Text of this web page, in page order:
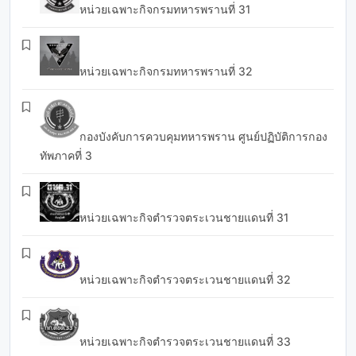
หน่วยเฉพาะกิจกรมทหารพรานที่ 31
หน่วยเฉพาะกิจกรมทหารพรานที่ 32
กองบังคับการควบคุมทหารพราน ศูนย์ปฏิบัติการกอง
ทัพภาคที่ 3
หน่วยเฉพาะกิจตำรวจตระเวนชายแดนที่ 31
หน่วยเฉพาะกิจตำรวจตระเวนชายแดนที่ 32
หน่วยเฉพาะกิจตำรวจตระเวนชายแดนที่ 33